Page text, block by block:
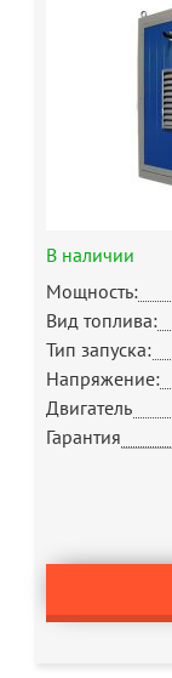
В наличии
Мощность:
Вид топлива:
Тип запуска:
Напряжение:
Двигатель
Гарантия